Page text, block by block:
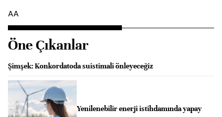
AA
Öne Çıkanlar
Şimşek: Konkordatoda suistimali önleyeceğiz
Yenilenebilir enerji istihdamında yapay